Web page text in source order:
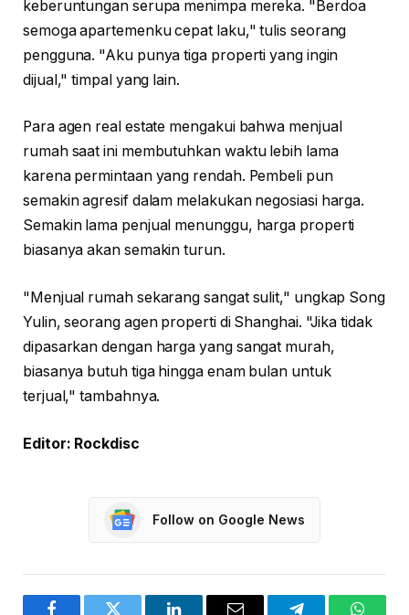
keberuntungan serupa menimpa mereka. "Berdoa
semoga apartemenku cepat laku," tulis seorang
pengguna. "Aku punya tiga properti yang ingin
dijual," timpal yang lain.
Para agen real estate mengakui bahwa menjual
rumah saat ini membutuhkan waktu lebih lama
karena permintaan yang rendah. Pembeli pun
semakin agresif dalam melakukan negosiasi harga.
Semakin lama penjual menunggu, harga properti
biasanya akan semakin turun.
"Menjual rumah sekarang sangat sulit," ungkap Song
Yulin, seorang agen properti di Shanghai. "Jika tidak
dipasarkan dengan harga yang sangat murah,
biasanya butuh tiga hingga enam bulan untuk
terjual," tambahnya.
Editor: Rockdisc
Follow on Google News